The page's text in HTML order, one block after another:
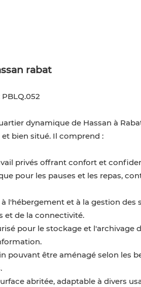
rabat
dynamique de Hassan à
bien situé. Il comprend :
privés offrant confort et
pour les pauses et les repas,
à l'hébergement et à la gestion
et de la connectivité.
pour le stockage et
pouvant être aménagé selon les
abritée, adaptable à divers